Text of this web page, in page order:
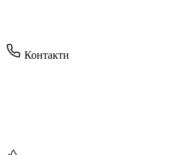
Контакти